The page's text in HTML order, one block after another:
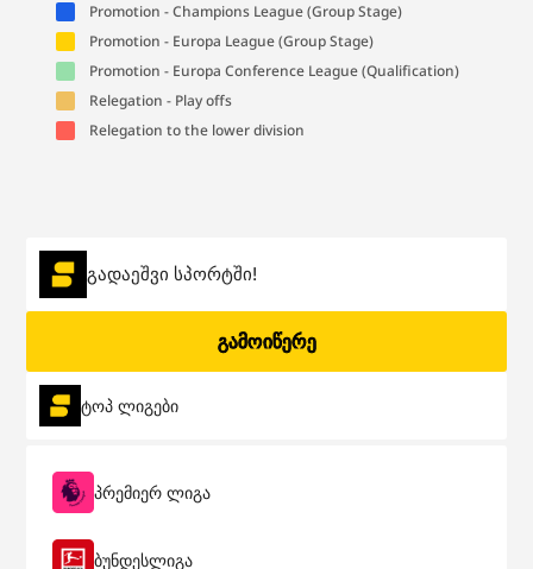
Promotion - Champions League (Group Stage)
Promotion - Europa League (Group Stage)
Promotion - Europa Conference League (Qualification)
Relegation - Play offs
Relegation to the lower division
გადაეშვი სპორტში!
გამოიწერე
ტოპ ლიგები
პრემიერ ლიგა
ბუნდესლიგა